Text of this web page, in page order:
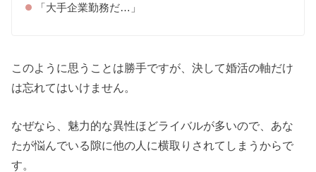
「大手企業勤務だ…」
このように思うことは勝手ですが、決して婚活の軸だけ
は忘れてはいけません。
なぜなら、魅力的な異性ほどライバルが多いので、あな
たが悩んでいる隙に他の人に横取りされてしまうからで
す。